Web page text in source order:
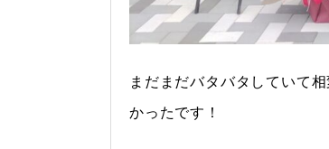
まだまだバタバタしていて
かったです！